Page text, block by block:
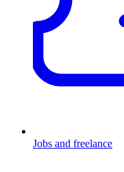
Jobs and freelance